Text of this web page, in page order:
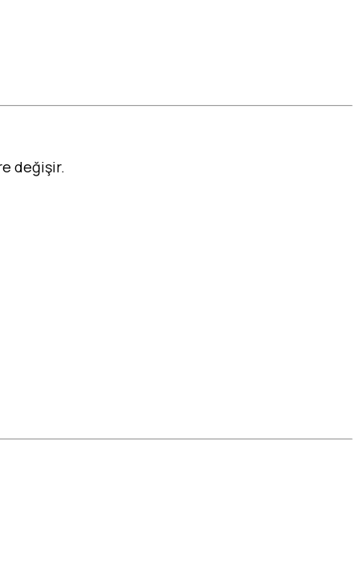
değişir.